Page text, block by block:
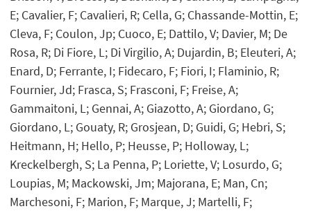
E; Cavalier, F; Cavalieri, R; Cella, G; Chassande-Mottin, E;
Cleva, F; Coulon, Jp; Cuoco, E; Dattilo, V; Davier, M; De
Rosa, R; Di Fiore, L; Di Virgilio, A; Dujardin, B; Eleuteri, A;
Enard, D; Ferrante, I; Fidecaro, F; Fiori, I; Flaminio, R;
Fournier, Jd; Frasca, S; Frasconi, F; Freise, A;
Gammaitoni, L; Gennai, A; Giazotto, A; Giordano, G;
Giordano, L; Gouaty, R; Grosjean, D; Guidi, G; Hebri, S;
Heitmann, H; Hello, P; Heusse, P; Holloway, L;
Kreckelbergh, S; La Penna, P; Loriette, V; Losurdo, G;
Loupias, M; Mackowski, Jm; Majorana, E; Man, Cn;
Marchesoni, F; Marion, F; Marque, J; Martelli, F;